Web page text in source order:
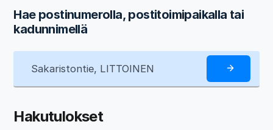
Hae postinumerolla, postitoimipaikalla tai
kadunnimellä
Hakutulokset